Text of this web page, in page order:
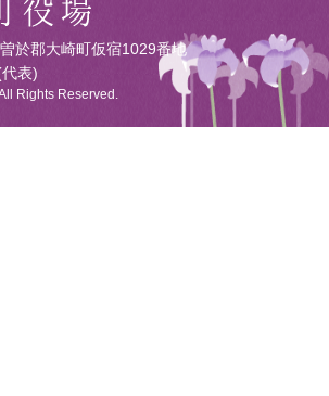
於郡大崎町仮宿1029番地
表)
Rights Reserved.